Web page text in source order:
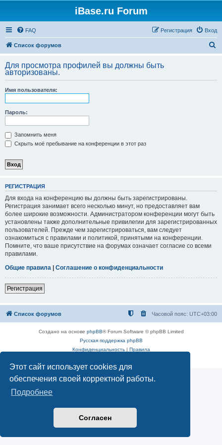
Этот сайт использует cookies для
обеспечения своей корректной работы.
Подробнее
Согласен
iBase.ru Forum
FAQ Вход
Регистрация
Список форумов
с
Для просмотра профилей вы должны быть
авторизованы.
Имя пользователя:
Пароль:
Запомнить меня
Скрыть моё пребывание на конференции в этот раз
РЕГИСТРАЦИЯ
Для входа на конференцию вы должны быть зарегистрированы.
Регистрация занимает всего несколько минут, но предоставляет вам
более широкие возможности. Администратором конференции могут быть
установлены также дополнительные привилегии для зарегистрированных
пользователей. Прежде чем зарегистрироваться, вам следует
ознакомиться с правилами и политикой, принятыми на конференции.
Помните, что ваше присутствие на форумах означает согласие со всеми
правилами.
Общие правила | Соглашение о конфиденциальности
Регистрация
Список форумов Часовой пояс: UTC+03:00
Создано на основе phpBB® Forum Software © phpBB Limited
Русская поддержка phpBB
Конфиденциальность| Правила